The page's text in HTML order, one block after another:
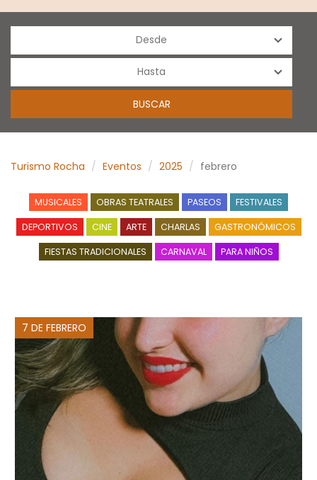
Turismo Rocha Eventos 2025 febrero
MUSICALES OBRAS TEATRALES PASEOS FESTIVALES
DEPORTIVOS CINE ARTE CHARLAS GASTRONÓMICOS
FIESTAS TRADICIONALES CARNAVAL PARA NIÑOS
7 DE FEBRERO